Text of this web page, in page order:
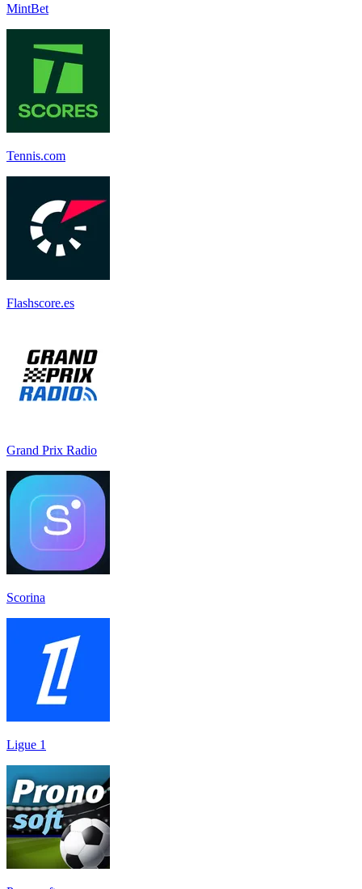
MintBet
Tennis.com
Flashscore.es
Grand Prix Radio
Scorina
Ligue 1